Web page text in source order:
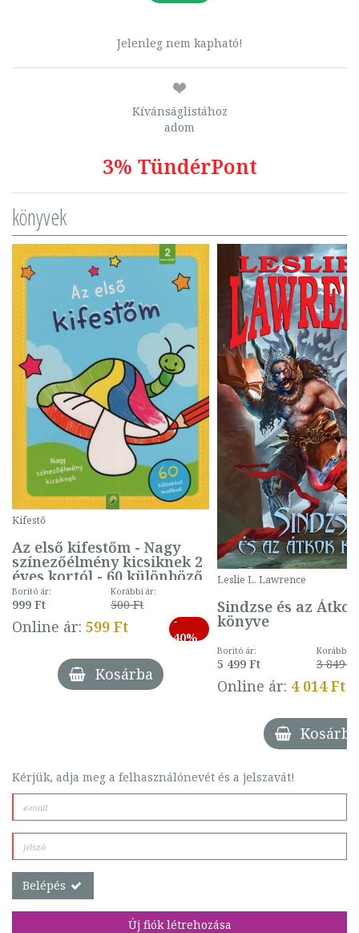
Jelenleg nem kapható!
Kívánságlistához
adom
3% TündérPont
könyvek
Kifestő
Az első kifestőm - Nagy
színezőélmény kicsiknek 2
éves kortól - 60 különböző
mintával (gombás)
Borító ár:
999 Ft
Korábbi ár:
500 Ft
Online ár: 599 Ft
-
40%
Kosárba
Leslie L. Lawrence
Sindzse és az Átkok
könyve
Borító ár:
5 499 Ft
Korábbi
3 849 Ft
Online ár: 4 014 Ft
Kosárba
Kérjük, adja meg a felhasználónevét és a jelszavát!
Belépés
Új fiók létrehozása